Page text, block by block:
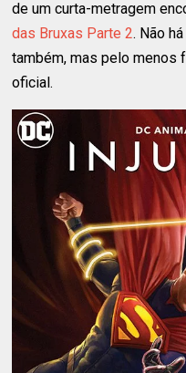
de um curta-metragem
das Bruxas Parte 2. Não
também, mas pelo menos
oficial.